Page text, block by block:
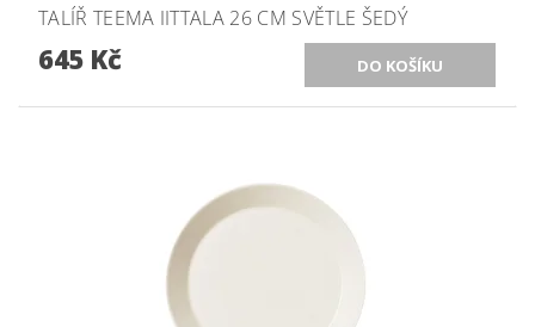
TALÍŘ TEEMA IITTALA 26 CM SVĚTLE ŠEDÝ
645 Kč